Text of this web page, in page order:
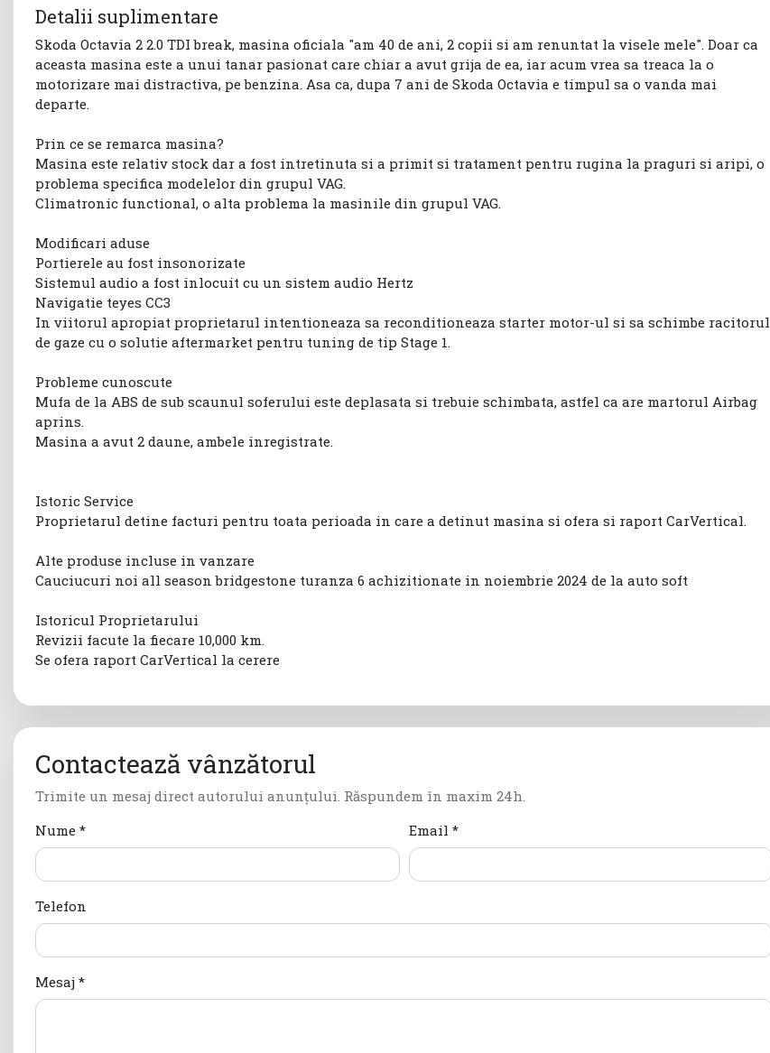
Detalii suplimentare
Skoda Octavia 2 2.0 TDI break, masina oficiala "am 40 de ani, 2 copii si am renuntat la visele mele". Doar ca
aceasta masina este a unui tanar pasionat care chiar a avut grija de ea, iar acum vrea sa treaca la o
motorizare mai distractiva, pe benzina. Asa ca, dupa 7 ani de Skoda Octavia e timpul sa o vanda mai
departe.
Prin ce se remarca masina?
Masina este relativ stock dar a fost intretinuta si a primit si tratament pentru rugina la praguri si aripi, o
problema specifica modelelor din grupul VAG.
Climatronic functional, o alta problema la masinile din grupul VAG.
Modificari aduse
Portierele au fost insonorizate
Sistemul audio a fost inlocuit cu un sistem audio Hertz
Navigatie teyes CC3
In viitorul apropiat proprietarul intentioneaza sa reconditioneaza starter motor-ul si sa schimbe racitorul
de gaze cu o solutie aftermarket pentru tuning de tip Stage 1.
Probleme cunoscute
Mufa de la ABS de sub scaunul soferului este deplasata si trebuie schimbata, astfel ca are martorul Airbag
aprins.
Masina a avut 2 daune, ambele inregistrate.
Istoric Service
Proprietarul detine facturi pentru toata perioada in care a detinut masina si ofera si raport CarVertical.
Alte produse incluse in vanzare
Cauciucuri noi all season bridgestone turanza 6 achizitionate in noiembrie 2024 de la auto soft
Istoricul Proprietarului
Revizii facute la fiecare 10,000 km.
Se ofera raport CarVertical la cerere
Contactează vânzătorul
Trimite un mesaj direct autorului anunțului. Răspundem în maxim 24h.
Nume *
Email *
Telefon
Mesaj *